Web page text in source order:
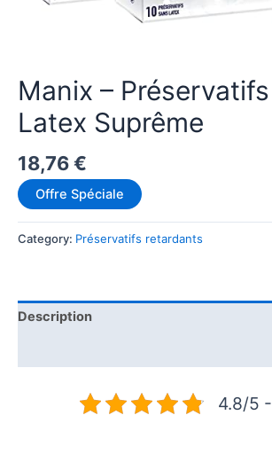
Manix –
Latex Suprême
18,76€
Offre Spéciale
Category: Préservatifs retardants
Description
4.8/5